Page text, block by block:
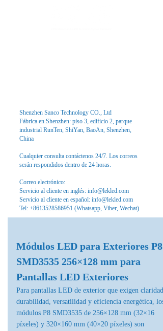
Shenzhen Sanco Technology CO., Ltd
Fábrica en Shenzhen: piso 3, edificio 2, parque
industrial RunTen, ShiYan, BaoAn, Shenzhen,
China
Cualquier consulta contáctenos 24/7. Los correos
serán respondidos dentro de 24 horas.
Correo electrónico:
Servicio al cliente en inglés: info@lekled.com
Servicio al cliente en español: info@lekled.com
Tel: +8613528586951 (Whatsapp, Viber, Wechat)
Módulos LED para Exteriores P8
SMD3535 256×128 mm para
Pantallas LED Exteriores
Para pantallas LED de exterior que exigen claridad,
durabilidad, versatilidad y eficiencia energética, los
módulos P8 SMD3535 de 256×128 mm (32×16
píxeles) y 320×160 mm (40×20 píxeles) son